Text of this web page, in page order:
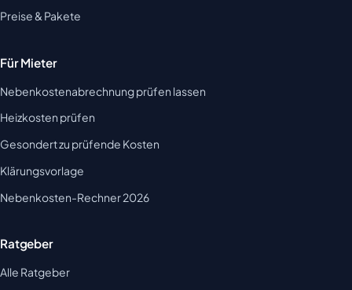
Preise & Pakete
Für Mieter
Nebenkostenabrechnung prüfen lassen
Heizkosten prüfen
Gesondert zu prüfende Kosten
Klärungsvorlage
Nebenkosten-Rechner 2026
Ratgeber
Alle Ratgeber